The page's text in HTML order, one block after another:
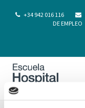
+34 942 016 116
DE EMPLEO